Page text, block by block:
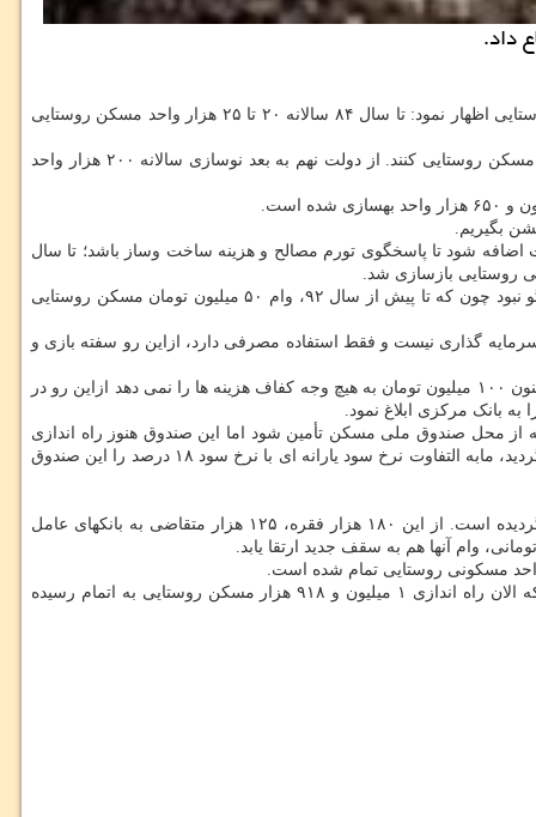
مجید جودی معاون بازسازی و مسکن روستایی بنیاد مسکن انقلاب اسلامی در گفتگو با خبرنگار مهر درباره روند بازسازی و نوسازی واحدهای مسکن روستایی اظهار نمود: تا سال ۸۴ سالانه ۲۰ تا ۲۵ هزار واحد مسکن روستایی
وی اضافه کرد: در این طرح قرار شد مردم را توانمند نماییم تا تسهیلات ارزانقیمت با کارمزد چهار تا پنج درصد، دریافت و مبادرت به نوسازی واحدهای مسکن روستایی کنند. از دولت نهم به بعد نوسازی سالانه ۲۰۰ هزار واحد
روستایی را با رقم ۵ میلیون تومان آغاز کردیم و قرار شد سالانه ۱۵ درصد به سقف تسهیلات اضافه شود تا پاسخگوی تورم مصالح و هزینه ساخت وساز باشد؛ تا سال
معاون بازسازی و مسکن روستایی بنیاد مسکن انقلاب اسلامی اضافه کرد: از سال ۱۳۹۰ تورم افسارگسیخته داشتیم که این افزایش ۱۵ درصدی پاسخگو نبود چون که تا پیش از سال ۹۲، وام ۵۰ میلیون تومان مسکن روستایی
گذاری نیست و فقط استفاده مصرفی دارد، ازاین رو سفته بازی و
وی افزود: در سال ۹۹ قرار شد وام مسکن روستایی از ۵۰ به ۱۰۰ میلیون تومان افزایش یابد و نهایتا مهر ماه ۱۴۰۰ این افزایش صورت گرفت اما هم اکنون ۱۰۰ میلیون تومان به هیچ وجه کفاف هزینه ها را نمی دهد ازاین رو در
جهش تولید مسکن، همه وام های مسکن باید ۱۸ درصد باشد و یارانه های مربوطه از محل صندوق ملی مسکن تأمین شود اما این صندوق هنوز راه اندازی
نشده ازاین رو پیشنهاد دادیم تا فعلا وام ۲۰۰ میلیون تومانی مسکن با سود ۵ درصد به روستاییان داده شود و بعد از آنکه صندوق ملی مسکن راه اندازی گردید، مابه التفاوت نرخ سود یارانه ای با نرخ سود ۱۸ درصد را این صندوق
وی تصریح کرد: از مهرماه سال جاری تابحال تنها ۱۸۰ هزار فقره وام ۱۰۰ میلیون تومانی مسکن روستایی از جانب بانکها به شعب استانی خود ابلاغ گردیده است. از این ۱۸۰ هزار فقره، ۱۲۵ هزار متقاضی به بانکهای عامل
معاون بازسازی و مسکن روستایی بنیاد مسکن انقلاب اسلامی بیان نمود: از سال ۸۴ تابحال ساخت ۲ میلیون و ۶۴ هزار واحد روستایی را آغاز کردیم که الان راه اندازی ۱ میلیون و ۹۱۸ هزار مسکن روستایی به اتمام رسیده